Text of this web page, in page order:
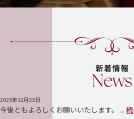
2025年12月23日
今後ともよろしくお願いいたします。 ...